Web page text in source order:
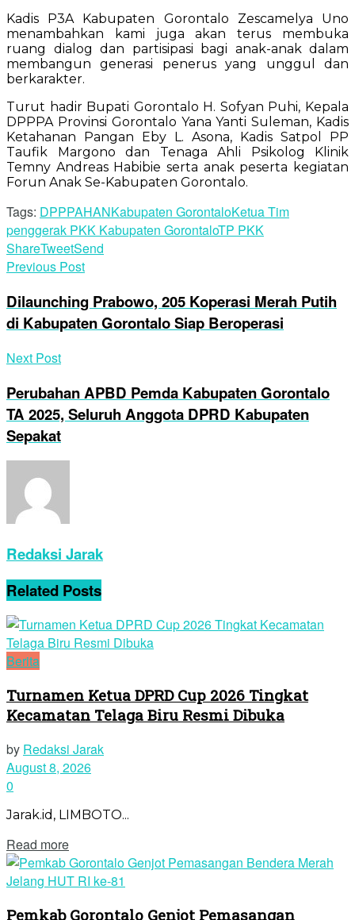
Kadis P3A Kabupaten Gorontalo Zescamelya Uno
menambahkan kami juga akan terus membuka
ruang dialog dan partisipasi bagi anak-anak dalam
membangun generasi penerus yang unggul dan
berkarakter.
Turut hadir Bupati Gorontalo H. Sofyan Puhi, Kepala
DPPPA Provinsi Gorontalo Yana Yanti Suleman, Kadis
Ketahanan Pangan Eby L. Asona, Kadis Satpol PP
Taufik Margono dan Tenaga Ahli Psikolog Klinik
Temny Andreas Habibie serta anak peserta kegiatan
Forun Anak Se-Kabupaten Gorontalo.
Tags: DPPPAHANKabupaten GorontaloKetua Tim
penggerak PKK Kabupaten GorontaloTP PKK
ShareTweetSend
Previous Post
Dilaunching Prabowo, 205 Koperasi Merah Putih
di Kabupaten Gorontalo Siap Beroperasi
Next Post
Perubahan APBD Pemda Kabupaten Gorontalo
TA 2025, Seluruh Anggota DPRD Kabupaten
Sepakat
Redaksi Jarak
Related Posts
Berita
Turnamen Ketua DPRD Cup 2026 Tingkat
Kecamatan Telaga Biru Resmi Dibuka
by Redaksi Jarak
August 8, 2026
0
Jarak.id, LIMBOTO...
Read more
Pemkab Gorontalo Genjot Pemasangan